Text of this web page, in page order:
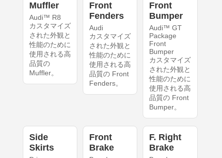
Muffler
Audi™ R8
カスタマイズ
された外観と
性能のために
使用される高
品質の
Muffler。
Front
Fenders
Audi
カスタマイズ
された外観と
性能のために
使用される高
品質の Front
Fenders。
Front
Bumper
Audi™ GT
Package
Front
Bumper
カスタマイズ
された外観と
性能のために
使用される高
品質の Front
Bumper。
Side
Skirts
Front
Brake
F. Right
Brake